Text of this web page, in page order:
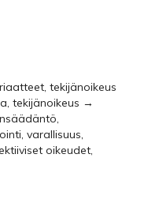
tekijänoikeus
tekijänoikeus →
varallisuus,
oikeudet,